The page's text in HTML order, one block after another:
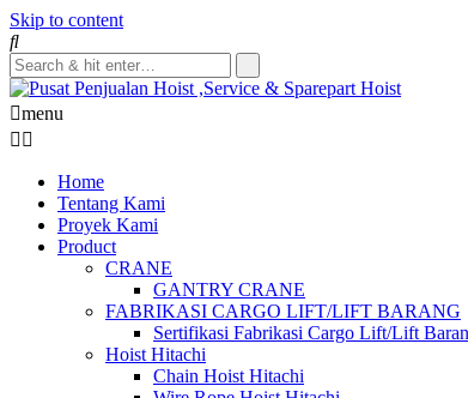
Skip to content
menu
Home
Tentang Kami
Proyek Kami
Product
CRANE
GANTRY CRANE
FABRIKASI CARGO LIFT/LIFT BARANG
Sertifikasi Fabrikasi Cargo Lift/Lift
Hoist Hitachi
Chain Hoist Hitachi